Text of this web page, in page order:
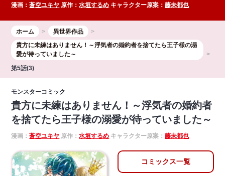
漫画：蒼空ユキヤ 原作：水垣するめ キャラクター原案：藤未都也
ホーム
異世界作品
貴方に未練はありません！～浮気者の婚約者を捨てたら王子様の溺
愛が待っていました～
第5話(3)
モンスターコミック
貴方に未練はありません！～浮気者の婚約者
を捨てたら王子様の溺愛が待っていました～
漫画：蒼空ユキヤ 原作：水垣するめ キャラクター原案：藤未都也
コミックス一覧